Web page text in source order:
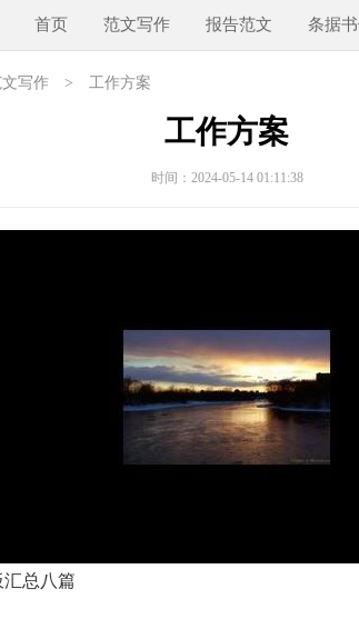
首页 范文写作 报告范文 条据
写作 > 工作方案
工作方案
时间：2024-05-14 01:11:38
总八篇